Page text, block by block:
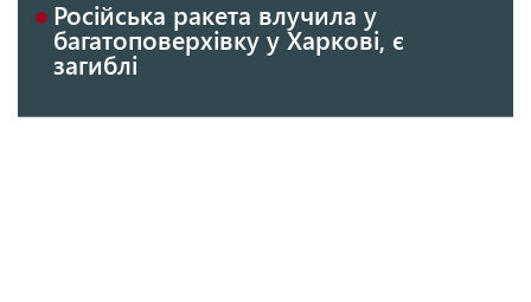
Російська ракета влучила у
багатоповерхівку у Харкові, є
загиблі